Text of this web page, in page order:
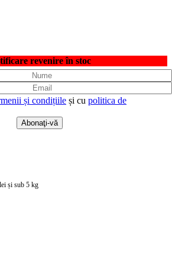
revenire în stoc
și condițiile și cu politica de
și sub 5 kg